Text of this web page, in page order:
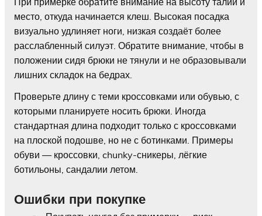
место, откуда начинается клеш. Высокая посадка
визуально удлиняет ноги, низкая создаёт более
расслабленный силуэт. Обратите внимание, чтобы в
положении сидя брюки не тянули и не образовывали
лишних складок на бедрах.
Проверьте длину с теми кроссовками или обувью, с
которыми планируете носить брюки. Иногда
стандартная длина подходит только с кроссовками
на плоской подошве, но не с ботинками. Примеры
обуви — кроссовки, chunky-сникеры, лёгкие
ботильоны, сандалии летом.
Ошибки при покупке